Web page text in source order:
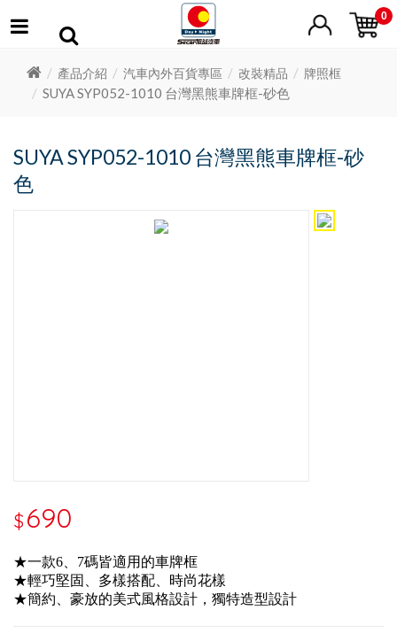
0
產品介紹 汽車內外百貨專區 改裝精品 牌照框
SUYA SYP052-1010 台灣黑熊車牌框-砂色
SUYA SYP052-1010 台灣黑熊車牌框-砂
色
$690
★一款6、7碼皆適用的車牌框
★輕巧堅固、多樣搭配、時尚花樣
★簡約、豪放的美式風格設計，獨特造型設計